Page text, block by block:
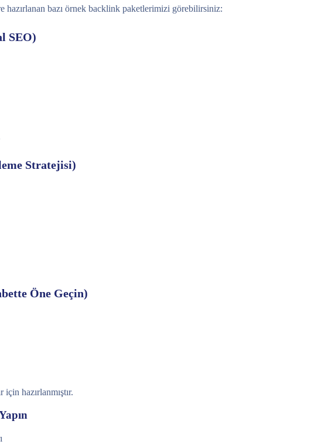
hazırlanan bazı örnek backlink paketlerimizi görebilirsiniz:
SEO)
Stratejisi)
Öne Geçin)
hazırlanmıştır.